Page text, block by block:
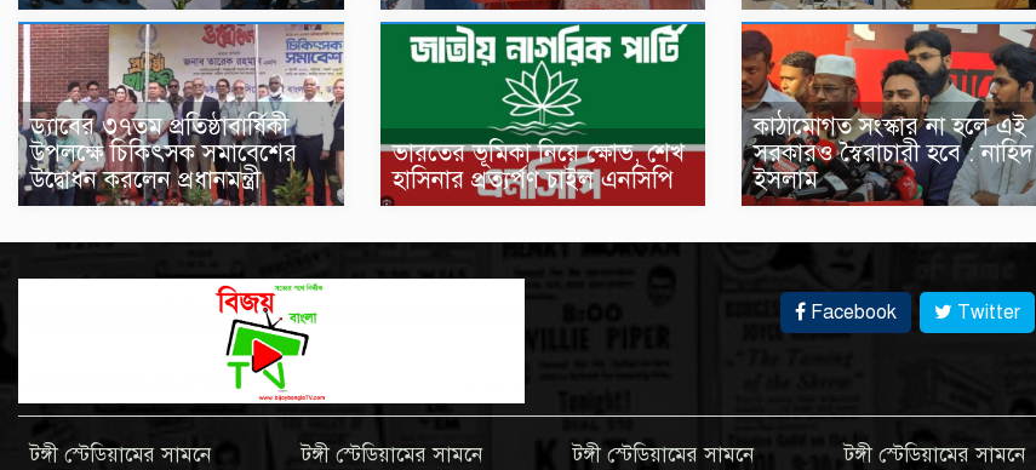
ড্যাবের ৩৭তম প্রতিষ্ঠাবার্ষিকী
উপলক্ষে চিকিৎসক সমাবেশের
উদ্বোধন করলেন প্রধানমন্ত্রী
ভারতের ভূমিকা নিয়ে ক্ষোভ, শেখ
হাসিনার প্রত্যর্পণ চাইল এনসিপি
কাঠামোগত সংস্কার না হলে এই
সরকারও স্বৈরাচারী হবে : নাহিদ
ইসলাম
Facebook Twitter
টঙ্গী স্টেডিয়ামের সামনে
টঙ্গী স্টেডিয়ামের সামনে
টঙ্গী স্টেডিয়ামের সামনে
টঙ্গী স্টেডিয়ামের সামনে